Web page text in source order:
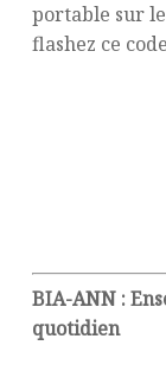
portable sur
flashez ce
BIA-ANN :
quotidien